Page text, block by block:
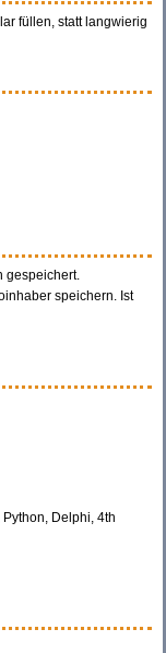
füllen, statt langwierig
gespeichert.
speichern. Ist
Delphi, 4th